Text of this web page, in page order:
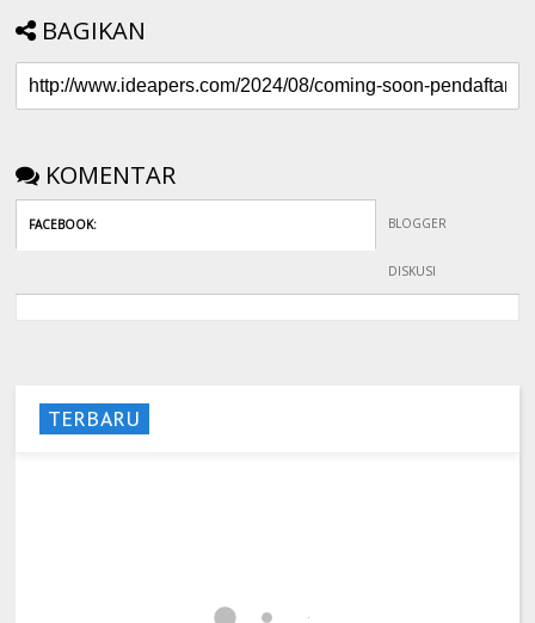
BAGIKAN
KOMENTAR
FACEBOOK: BLOGGER
DISKUSI
TERBARU